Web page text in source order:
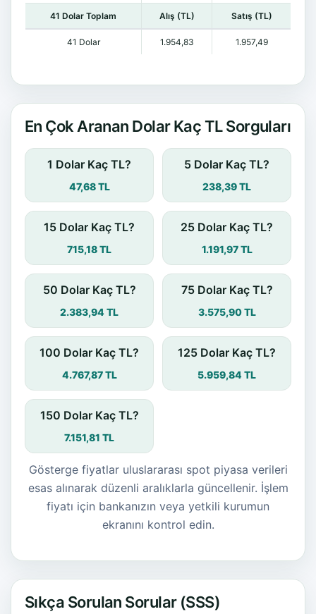
41 Dolar Toplam Alış (TL) Satış (TL)
41 Dolar 1.954,83 1.957,49
En Çok Aranan Dolar Kaç TL Sorguları
1 Dolar Kaç TL?
47,68 TL
5 Dolar Kaç TL?
238,39 TL
15 Dolar Kaç TL?
715,18 TL
25 Dolar Kaç TL?
1.191,97 TL
50 Dolar Kaç TL?
2.383,94 TL
75 Dolar Kaç TL?
3.575,90 TL
100 Dolar Kaç TL?
4.767,87 TL
125 Dolar Kaç TL?
5.959,84 TL
150 Dolar Kaç TL?
7.151,81 TL
Gösterge fiyatlar uluslararası spot piyasa verileri
esas alınarak düzenli aralıklarla güncellenir. İşlem
fiyatı için bankanızın veya yetkili kurumun
ekranını kontrol edin.
Sıkça Sorulan Sorular (SSS)